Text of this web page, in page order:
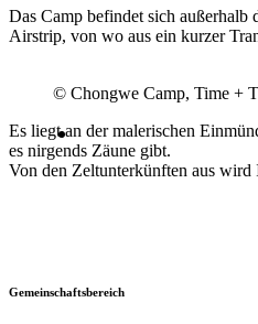
Das Camp befindet sich außerhalb
Airstrip, von wo aus ein kurzer
© Chongwe Camp, Time +
Es liegt an der malerischen
es nirgends Zäune gibt.
Von den Zeltunterkünften aus wird
Gemeinschaftsbereich